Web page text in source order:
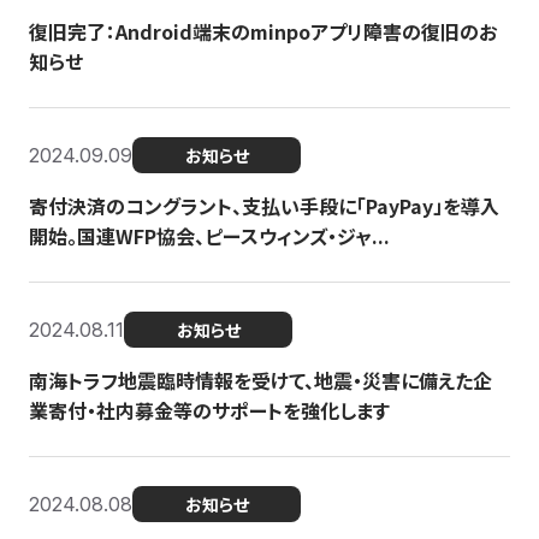
復旧完了：Android端末のminpoアプリ障害の復旧のお
知らせ
2024.09.09 お知らせ
寄付決済のコングラント、支払い手段に「PayPay」を導入
開始。国連WFP協会、ピースウィンズ・ジャ...
2024.08.11 お知らせ
南海トラフ地震臨時情報を受けて、地震・災害に備えた企
業寄付・社内募金等のサポートを強化します
2024.08.08 お知らせ